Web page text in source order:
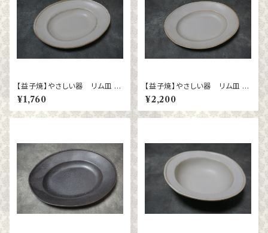
【益子焼】やさしい器 リム皿 楕
円（小）kinari
¥1,760
【益子焼】やさしい器 リム皿 楕
円（大）kinari
¥2,200